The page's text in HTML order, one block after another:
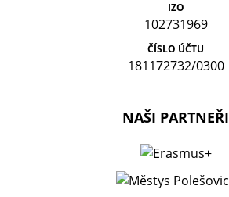
IZO
102731969
ČÍSLO ÚČTU
181172732/0300
NAŠI PARTNEŘI